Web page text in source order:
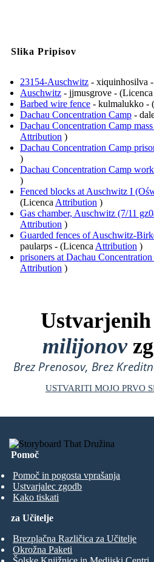
Slika Pripisov
23154-Auschwitz - xiquinhosilva
Auschwitz - jjmusgrove - (Licenca
Barbed wire fence - kulmalukko -
Dachau Concentration Camp -
Dachau Concentration Camp
Attribution )
Dachau Concentration Camp
)
Dachau Concentration Camp
)
Fenced blocks at Auschwitz I
(Licenca Attribution )
Gas chamber, Auschwitz (7/11
Attribution )
Guarded fences of Auschwitz-
paularps - (Licenca Attribution )
prisoners at Dachau
Attribution )
milijonov
Brez Prenosov, Brez
USTVARITI MOJO PRVO
Pomoč
Pomoč in pogosta vprašanja
Ustvarjalec zgodb
Kako tiskati
za Učitelje
Brezplačna Različica za Učitelje
Okrožna Paketi